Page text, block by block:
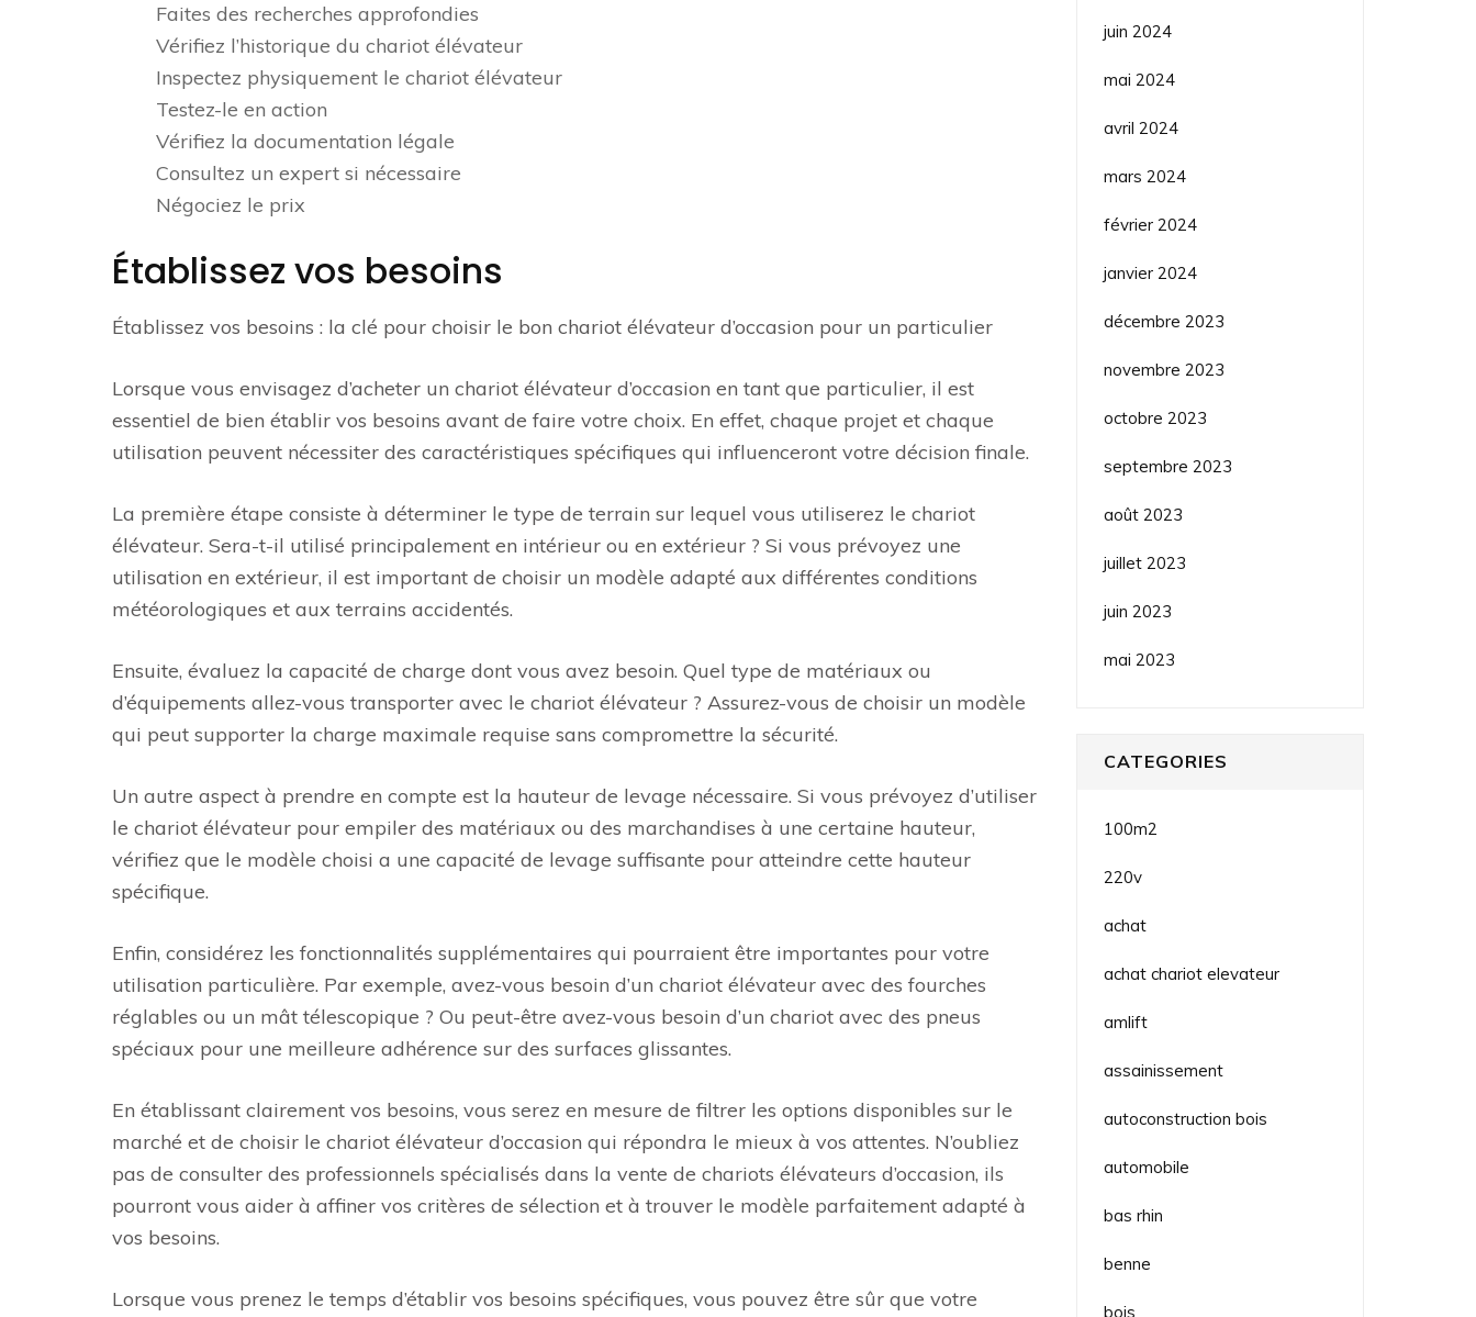
Faites des recherches approfondies
Vérifiez l’historique du chariot élévateur
Inspectez physiquement le chariot élévateur
Testez-le en action
Vérifiez la documentation légale
Consultez un expert si nécessaire
Négociez le prix
Établissez vos besoins
Établissez vos besoins : la clé pour choisir le bon chariot élévateur d’occasion pour un particulier
Lorsque vous envisagez d’acheter un chariot élévateur d’occasion en tant que particulier, il est
essentiel de bien établir vos besoins avant de faire votre choix. En effet, chaque projet et chaque
utilisation peuvent nécessiter des caractéristiques spécifiques qui influenceront votre décision finale.
La première étape consiste à déterminer le type de terrain sur lequel vous utiliserez le chariot
élévateur. Sera-t-il utilisé principalement en intérieur ou en extérieur ? Si vous prévoyez une
utilisation en extérieur, il est important de choisir un modèle adapté aux différentes conditions
météorologiques et aux terrains accidentés.
Ensuite, évaluez la capacité de charge dont vous avez besoin. Quel type de matériaux ou
d’équipements allez-vous transporter avec le chariot élévateur ? Assurez-vous de choisir un modèle
qui peut supporter la charge maximale requise sans compromettre la sécurité.
Un autre aspect à prendre en compte est la hauteur de levage nécessaire. Si vous prévoyez d’utiliser
le chariot élévateur pour empiler des matériaux ou des marchandises à une certaine hauteur,
vérifiez que le modèle choisi a une capacité de levage suffisante pour atteindre cette hauteur
spécifique.
Enfin, considérez les fonctionnalités supplémentaires qui pourraient être importantes pour votre
utilisation particulière. Par exemple, avez-vous besoin d’un chariot élévateur avec des fourches
réglables ou un mât télescopique ? Ou peut-être avez-vous besoin d’un chariot avec des pneus
spéciaux pour une meilleure adhérence sur des surfaces glissantes.
En établissant clairement vos besoins, vous serez en mesure de filtrer les options disponibles sur le
marché et de choisir le chariot élévateur d’occasion qui répondra le mieux à vos attentes. N’oubliez
pas de consulter des professionnels spécialisés dans la vente de chariots élévateurs d’occasion, ils
pourront vous aider à affiner vos critères de sélection et à trouver le modèle parfaitement adapté à
vos besoins.
Lorsque vous prenez le temps d’établir vos besoins spécifiques, vous pouvez être sûr que votre
juin 2024
mai 2024
avril 2024
mars 2024
février 2024
janvier 2024
décembre 2023
novembre 2023
octobre 2023
septembre 2023
août 2023
juillet 2023
juin 2023
mai 2023
CATEGORIES
100m2
220v
achat
achat chariot elevateur
amlift
assainissement
autoconstruction bois
automobile
bas rhin
benne
bois